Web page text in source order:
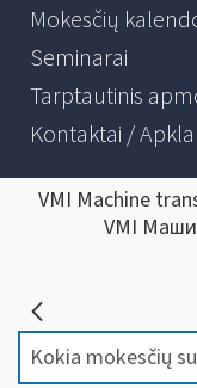
Mokesčių
Seminarai
Tarptautinis
Kontaktai /
VMI Machine
VMI